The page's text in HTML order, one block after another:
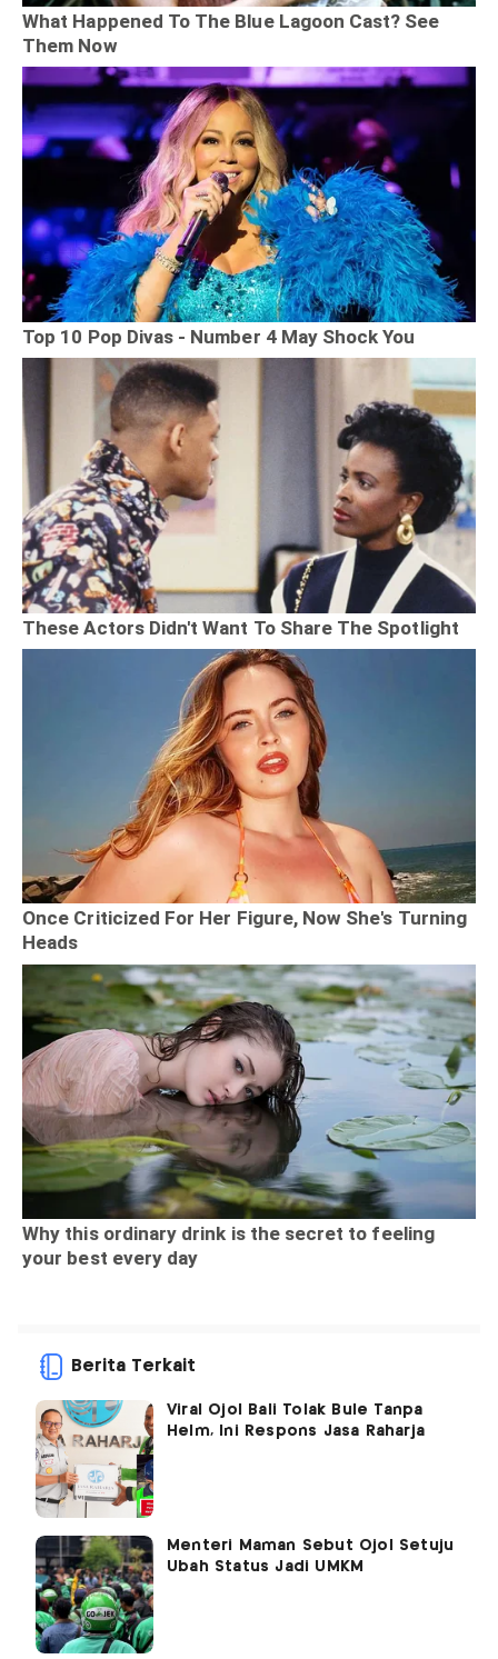
Berita Terkait
Viral Ojol Bali Tolak Bule Tanpa
Helm, Ini Respons Jasa Raharja
Menteri Maman Sebut Ojol Setuju
Ubah Status Jadi UMKM